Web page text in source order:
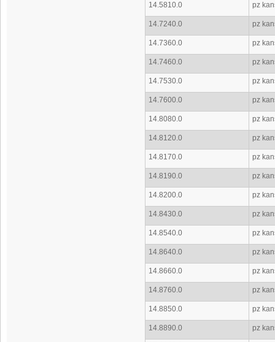
14.5810.0 pz
14.7240.0 pz
14.7360.0 pz
14.7460.0 pz
14.7530.0 pz
14.7600.0 pz
14.8080.0 pz
14.8120.0 pz
14.8170.0 pz
14.8190.0 pz
14.8200.0 pz
14.8430.0 pz
14.8540.0 pz
14.8640.0 pz
14.8660.0 pz
14.8760.0 pz
14.8850.0 pz
14.8890.0 pz